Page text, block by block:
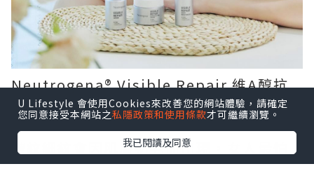
Neutrogena®️ Visible Repair 維A醇抗
皺修護系列
皺紋細紋會因肌膚初老而出現，女人最怕
U Lifestyle 會使用Cookies來改善您的網站體驗，請確定
您同意接受本網站之私隱政策和使用條款才可繼續瀏覽。
我已閱讀及同意